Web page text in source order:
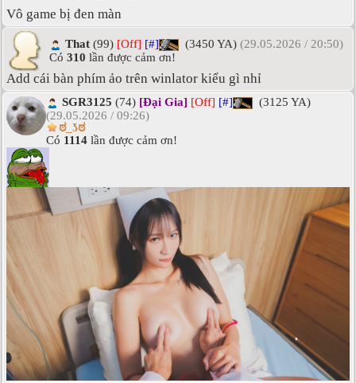
Vô game bị đen màn
That (99) [Off] [#] (3450 YA) (29.05.2026 / 20:50)
Có 310 lần được cảm ơn!
Add cái bàn phím ảo trên winlator kiểu gì nhỉ
SGR3125 (74) [Đại Gia] [Off] [#]
(3125 YA)
(29.05.2026 / 09:26)
ಠ_ʖಠ
Có 1114 lần được cảm ơn!